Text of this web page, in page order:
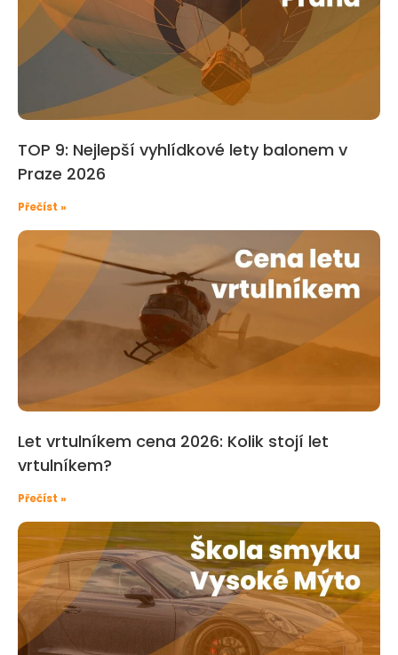
TOP 9: Nejlepší vyhlídkové lety balonem v
Praze 2026
Přečíst »
Let vrtulníkem cena 2026: Kolik stojí let
vrtulníkem?
Přečíst »